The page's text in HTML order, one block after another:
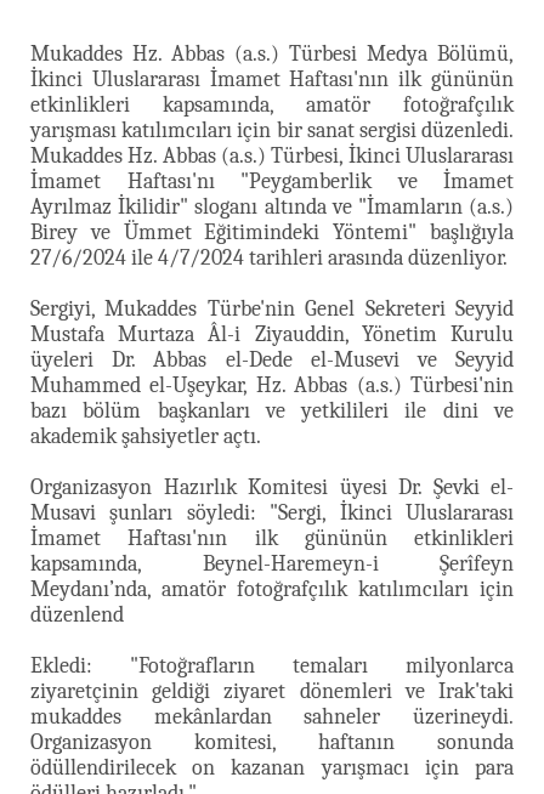
Mukaddes Hz. Abbas (a.s.) Türbesi Medya Bölümü,
İkinci Uluslararası İmamet Haftası'nın ilk gününün
etkinlikleri kapsamında, amatör fotoğrafçılık
yarışması katılımcıları için bir sanat sergisi düzenledi.
Mukaddes Hz. Abbas (a.s.) Türbesi, İkinci Uluslararası
İmamet Haftası'nı "Peygamberlik ve İmamet
Ayrılmaz İkilidir" sloganı altında ve "İmamların (a.s.)
Birey ve Ümmet Eğitimindeki Yöntemi" başlığıyla
27/6/2024 ile 4/7/2024 tarihleri arasında düzenliyor.
Sergiyi, Mukaddes Türbe'nin Genel Sekreteri Seyyid
Mustafa Murtaza Âl-i Ziyauddin, Yönetim Kurulu
üyeleri Dr. Abbas el-Dede el-Musevi ve Seyyid
Muhammed el-Uşeykar, Hz. Abbas (a.s.) Türbesi'nin
bazı bölüm başkanları ve yetkilileri ile dini ve
akademik şahsiyetler açtı.
Organizasyon Hazırlık Komitesi üyesi Dr. Şevki el-
Musavi şunları söyledi: "Sergi, İkinci Uluslararası
İmamet Haftası'nın ilk gününün etkinlikleri
kapsamında, Beynel-Haremeyn-i Şerîfeyn
Meydanı’nda, amatör fotoğrafçılık katılımcıları için
düzenlend
Ekledi: "Fotoğrafların temaları milyonlarca
ziyaretçinin geldiği ziyaret dönemleri ve Irak'taki
mukaddes mekânlardan sahneler üzerineydi.
Organizasyon komitesi, haftanın sonunda
ödüllendirilecek on kazanan yarışmacı için para